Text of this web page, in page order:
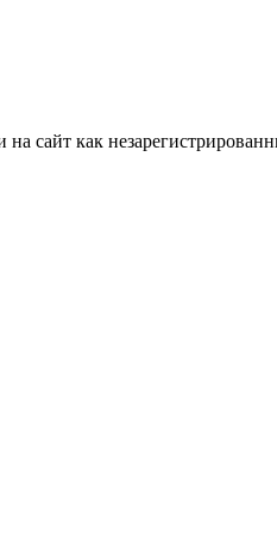
сайт как